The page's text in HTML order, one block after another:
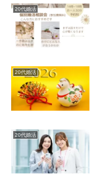
20代婚活
20代婚活
20代婚活